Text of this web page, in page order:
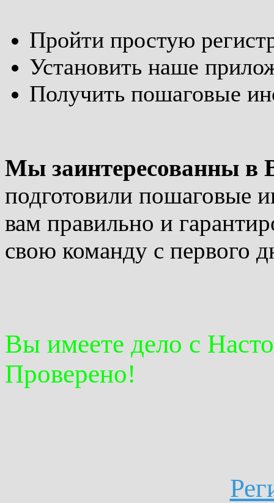
Пройти простую
Установить наше
Получить пошаговые
Мы заинтересованны в
подготовили пошаговые
вам правильно и
свою команду с первого
Вы имеете дело с
Проверено!